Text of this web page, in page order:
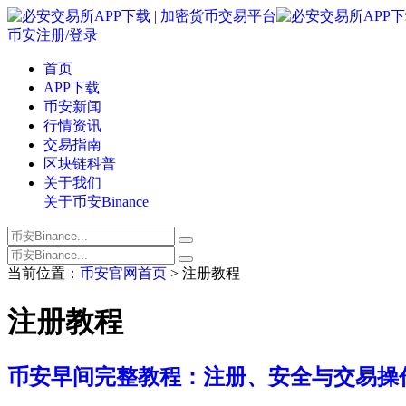
币安注册/登录
首页
APP下载
币安新闻
行情资讯
交易指南
区块链科普
关于我们
关于币安Binance
当前位置： 币安官网首页 > 注册教程
注册教程
币安早间完整教程：注册、安全与交易操